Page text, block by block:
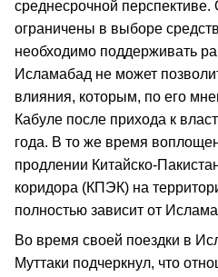
среднесрочной перспективе.
ограничены в выборе
необходимо поддерживать
Исламабад не может
влияния, которым, по его
Кабуле после прихода к
года. В то же время
продлении Китайско-
коридора (КПЭК) на
полностью зависит от
Во время своей поездки в
Муттаки подчеркнул, что